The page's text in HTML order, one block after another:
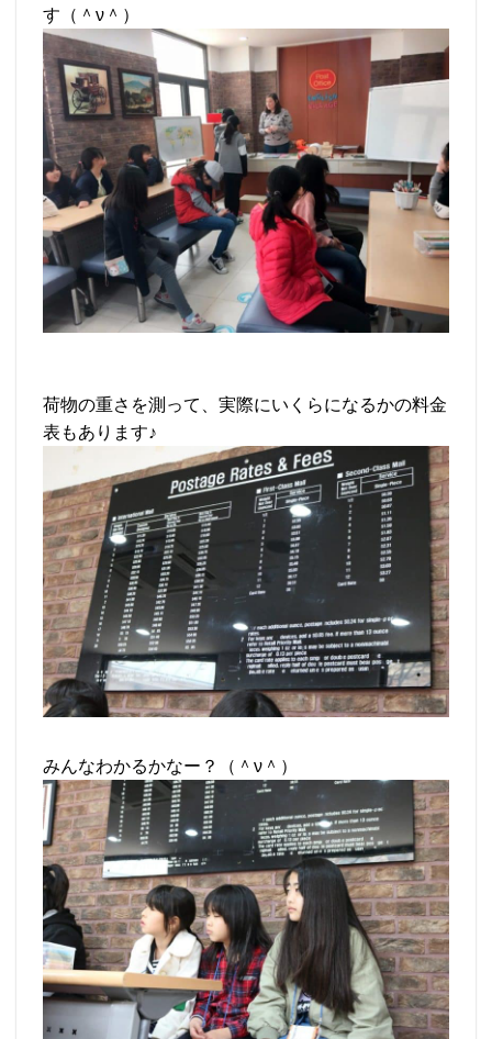
す（＾ν＾）
荷物の重さを測って、実際にいくらになるかの料金
表もあります♪
みんなわかるかなー？（＾ν＾）